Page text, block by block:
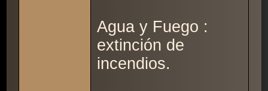
Agua y Fuego :
extinción de
incendios.